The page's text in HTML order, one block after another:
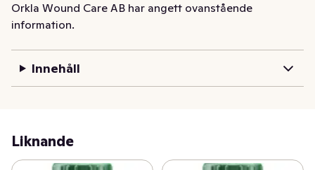
Orkla Wound Care AB har angett ovanstående
information.
Innehåll
Liknande